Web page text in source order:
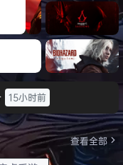
体
《识质存
在/PRAG
MATA》
免安装中
文版
《乐高蝙
蝠侠：黑
暗骑士之
Legacy
of the
Dark
Knight》
影/Assas
sin’s
Creed
Shadow
漠-
版
生化危机
9：安魂
曲
15小时前
查看全部